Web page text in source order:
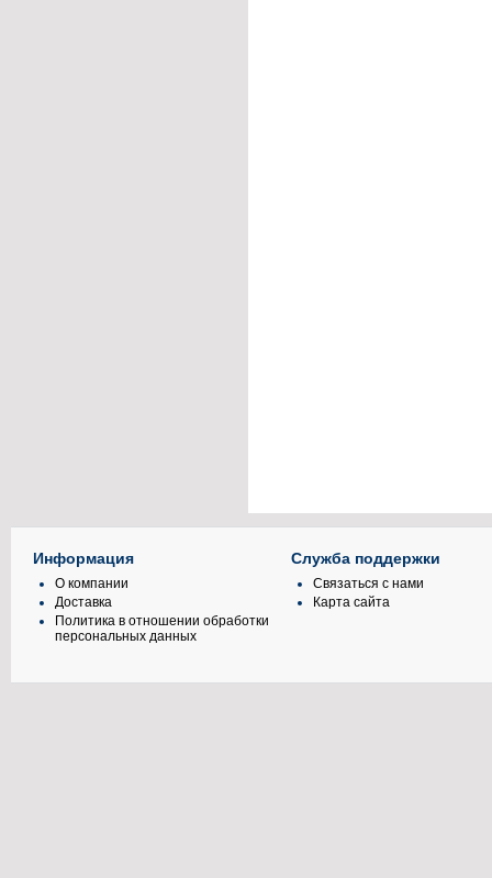
Информация
О компании
Доставка
Политика в отношении обработки
персональных данных
Служба поддержки
Связаться с нами
Карта сайта